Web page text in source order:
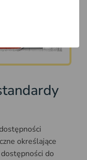
określające
do